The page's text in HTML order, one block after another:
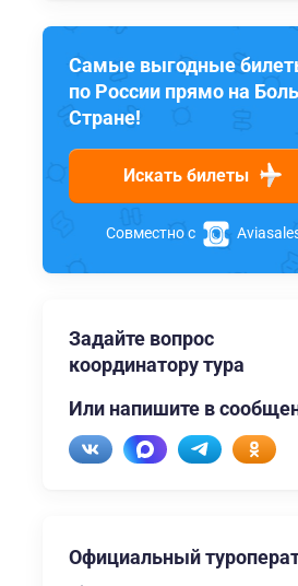
Самые выгодные
по России прямо на
Стране!
Искать билеты
Совместно с
Задайте вопрос
координатору тура
Или напишите в
Официальный